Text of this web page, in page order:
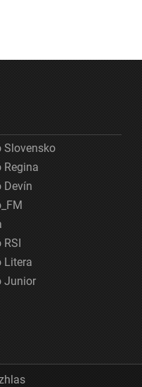
Slovensko
Regina
Devín
RSI
Litera
Junior